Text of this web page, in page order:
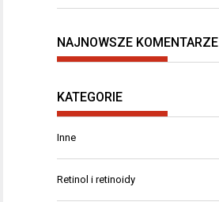
NAJNOWSZE KOMENTARZE
KATEGORIE
Inne
Retinol i retinoidy